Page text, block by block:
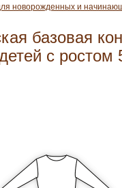
базовая
с ростом